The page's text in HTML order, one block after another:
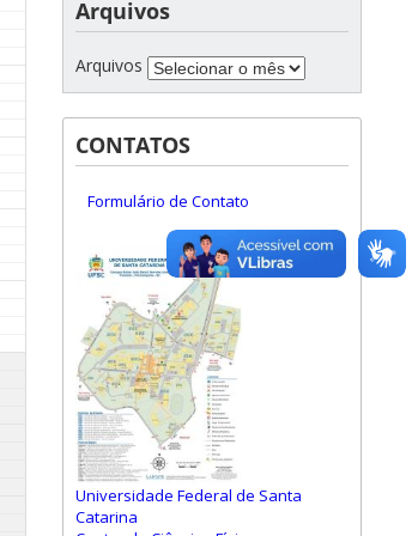
Arquivos
Arquivos
CONTATOS
Formulário de Contato
Universidade Federal de Santa
Catarina